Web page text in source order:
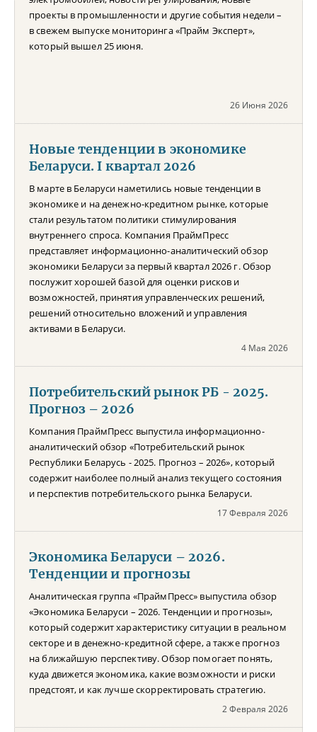
проекты в промышленности и другие события недели –
в свежем выпуске мониторинга «Прайм Эксперт»,
который вышел 25 июня.
26 Июня 2026
Новые тенденции в экономике
Беларуси. I квартал 2026
В марте в Беларуси наметились новые тенденции в
экономике и на денежно-кредитном рынке, которые
стали результатом политики стимулирования
внутреннего спроса. Компания ПраймПресс
представляет информационно-аналитический обзор
экономики Беларуси за первый квартал 2026 г. Обзор
послужит хорошей базой для оценки рисков и
возможностей, принятия управленческих решений,
решений относительно вложений и управления
активами в Беларуси.
4 Мая 2026
Потребительский рынок РБ - 2025.
Прогноз – 2026
Компания ПраймПресс выпустила информационно-
аналитический обзор «Потребительский рынок
Республики Беларусь - 2025. Прогноз – 2026», который
содержит наиболее полный анализ текущего состояния
и перспектив потребительского рынка Беларуси.
17 Февраля 2026
Экономика Беларуси – 2026.
Тенденции и прогнозы
Аналитическая группа «ПраймПресс» выпустила обзор
«Экономика Беларуси – 2026. Тенденции и прогнозы»,
который содержит характеристику ситуации в реальном
секторе и в денежно-кредитной сфере, а также прогноз
на ближайшую перспективу. Обзор помогает понять,
куда движется экономика, какие возможности и риски
предстоят, и как лучше скорректировать стратегию.
2 Февраля 2026